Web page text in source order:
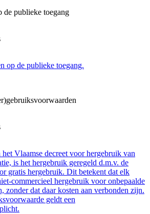
de publieke toegang
op de publieke toegang.
Vlaamse decreet voor hergebruik van
is het hergebruik geregeld d.m.v. de
gratis hergebruik. Dit betekent dat elk
commercieel hergebruik voor onbepaalde
zonder dat daar kosten aan verbonden zijn.
geldt een